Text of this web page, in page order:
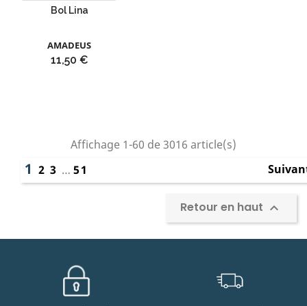
Bol Lina
AMADEUS
Prix
11,50 €
Affichage 1-60 de 3016 article(s)
1 2 3 … 51
Retour en haut 